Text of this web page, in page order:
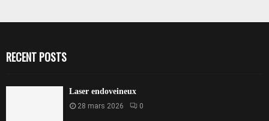
RECENT POSTS
Laser endoveineux
28 mars 2026 0